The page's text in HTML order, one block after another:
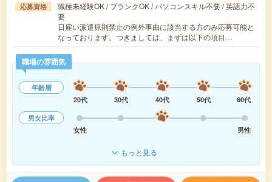
応募資格
職種未経験OK / ブランクOK / パソコンスキル不要 / 英語力不
要
日雇い派遣原則禁止の例外事由に該当する方のみ応募可能と
なっております。つきましては、まずは以下の項目…
職場の雰囲気
年齢層
20代
30代 40代 50代
60代
男女比率
女性
男性
もっと見る